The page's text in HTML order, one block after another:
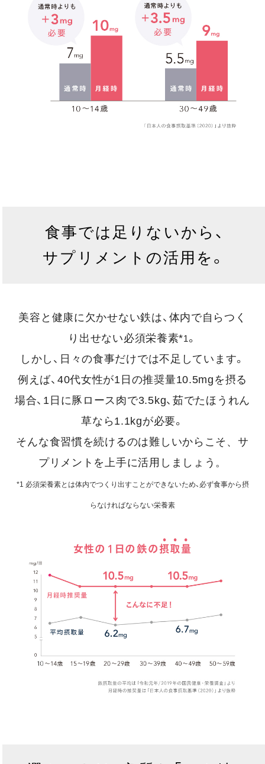
食事では足りないから、
サプリメントの活用を。
美容と健康に欠かせない鉄は、体内で自らつく
り出せない必須栄養素*1。
しかし、日々の食事だけでは不足しています。
例えば、40代女性が1日の推奨量10.5mgを摂る
場合、1日に豚ロース肉で3.5kg、茹でたほうれん
草なら1.1kgが必要。
そんな食習慣を続けるのは難しいからこそ、サ
プリメントを上手に活用しましょう。
*1 必須栄養素とは体内でつくり出すことができないため、必ず食事から摂
らなければならない栄養素